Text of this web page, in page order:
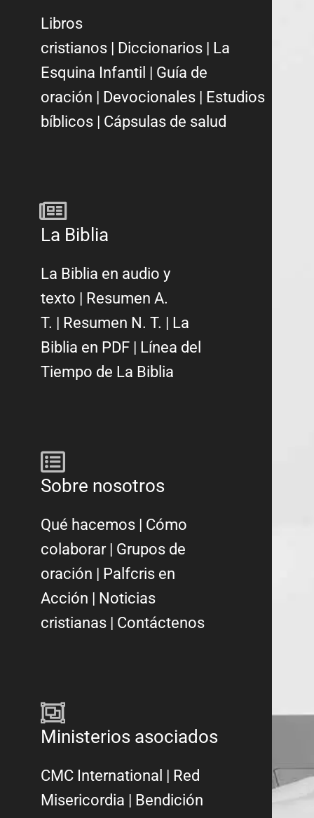
Libros
cristianos | Diccionarios | La
Esquina Infantil | Guía de
oración | Devocionales | Estudios
bíblicos | Cápsulas de salud
La Biblia
La Biblia en audio y
texto
Resumen A.
T.
Resumen N. T.
La
Biblia en PDF
Línea del
Tiempo de La Biblia
Sobre nosotros
Qué hacemos | Cómo
colaborar| Grupos de
oración | Palfcris en
Acción | Noticias
cristianas | Contáctenos
Ministerios asociados
CMC International | Red
Misericordia | Bendición